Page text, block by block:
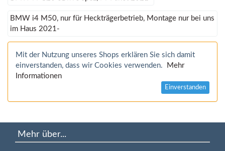
BMW i4 M50, nur für Heckträgerbetrieb, Montage nur bei uns
im Haus 2021-
Mit der Nutzung unseres Shops erklären Sie sich damit
einverstanden, dass wir Cookies verwenden.
Mehr
Informationen
Einverstanden
Mehr über...